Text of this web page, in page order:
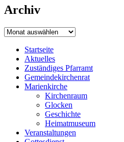
Archiv
Archiv
Startseite
Aktuelles
Zuständiges Pfarramt
Gemeindekirchenrat
Marienkirche
Kirchenraum
Glocken
Geschichte
Heimatmuseum
Veranstaltungen